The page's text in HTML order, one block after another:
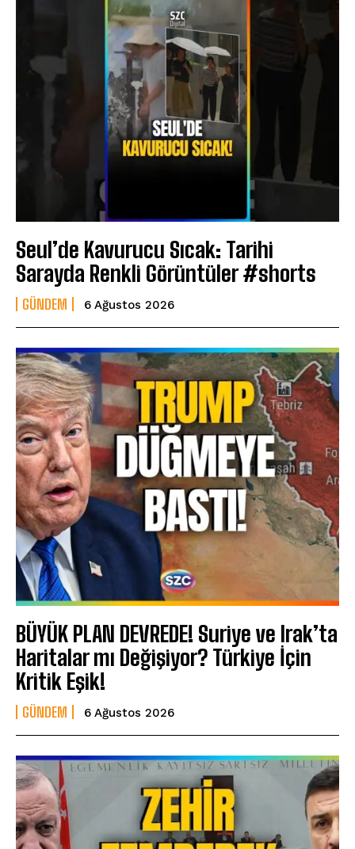
Seul’de Kavurucu Sıcak: Tarihi
Sarayda Renkli Görüntüler #shorts
GÜNDEM 6 Ağustos 2026
BÜYÜK PLAN DEVREDE! Suriye ve Irak’ta
Haritalar mı Değişiyor? Türkiye İçin
Kritik Eşik!
GÜNDEM 6 Ağustos 2026